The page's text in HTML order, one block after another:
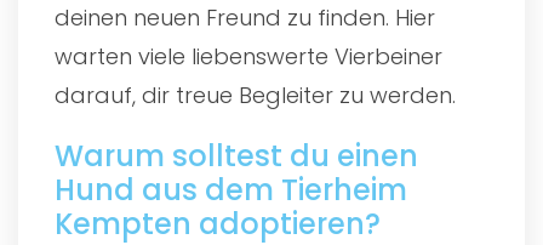
deinen neuen Freund zu finden. Hier
warten viele liebenswerte Vierbeiner
darauf, dir treue Begleiter zu werden.
Warum solltest du einen
Hund aus dem Tierheim
Kempten adoptieren?